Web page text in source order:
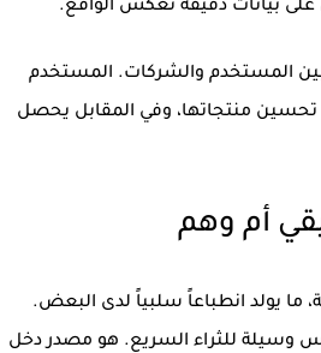
بيانات دقيقة تعكس الواقع.
بين المستخدم والشركات. المستخدم
منتجاتها، وفي المقابل يحصل
أم وهم
ما يولد انطباعاً سلبياً لدى البعض.
وسيلة للثراء السريع. هو مصدر دخل